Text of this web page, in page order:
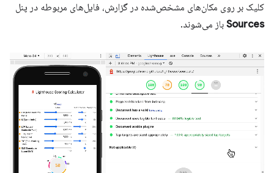
کلیک بر روی مکان‌های مشخص‌شده در گزارش، فایل‌های مربوطه در پنل
Sources باز می‌شوند.